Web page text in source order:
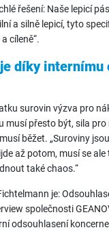
řešení: Naše lepicí
a silně lepicí, tyto
cíleně“.
díky internímu
surovin výzva pro
musí přesto být, sila
běžet. „Suroviny
až potom, musí se
také chaos.“
je:
společnosti
odsouhlasení